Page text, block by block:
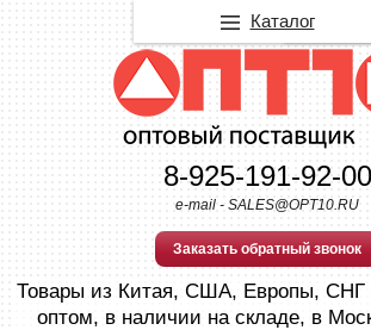
8-925-191-92-00
e-mail - SALES@OPT10.RU
Заказать обратный звонок
Товары из Китая, США, Европы, СНГ
оптом, в наличии на складе, в
Каталог